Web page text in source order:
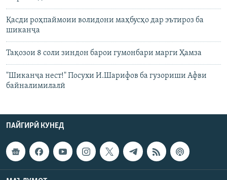
Қасди роҳпаймоии волидони маҳбусҳо дар эътироз ба
шиканҷа
Тақозои 8 соли зиндон барои гумонбари марги Ҳамза
"Шиканҷа нест!" Посухи И.Шарифов ба гузориши Aфви
байналимилалӣ
ПАЙГИРӢ КУНЕД